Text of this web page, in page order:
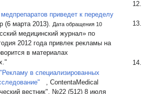
приведет к переделу
(6 марта 2013).Дата обращения 10
медицинский журнал» по
2012 года привлек рекламы на
в материалах
"Рекламу в специализированных
, СontentaMedical
вестник", №22 (512) 8 июля